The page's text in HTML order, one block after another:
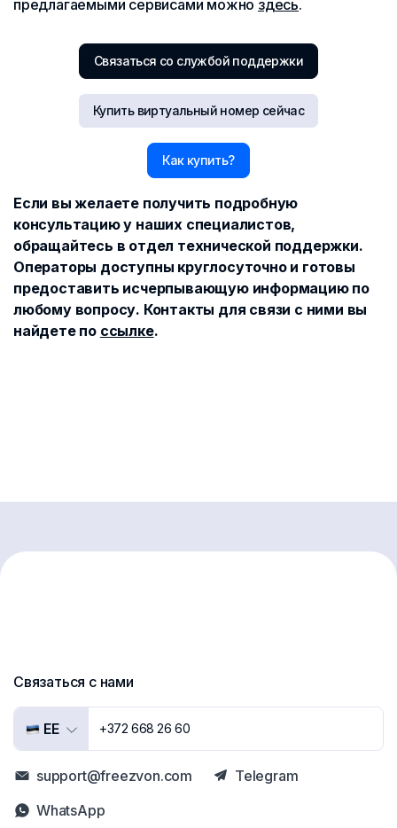
предлагаемыми сервисами можно здесь.
Связаться со службой поддержки
Купить виртуальный номер сейчас
Как купить?
Если вы желаете получить подробную
консультацию у наших специалистов,
обращайтесь в отдел технической поддержки.
Операторы доступны круглосуточно и готовы
предоставить исчерпывающую информацию по
любому вопросу. Контакты для связи с ними вы
найдете по ссылке.
Связаться с нами
EE +372 668 26 60
support@freezvon.com
Telegram
WhatsApp